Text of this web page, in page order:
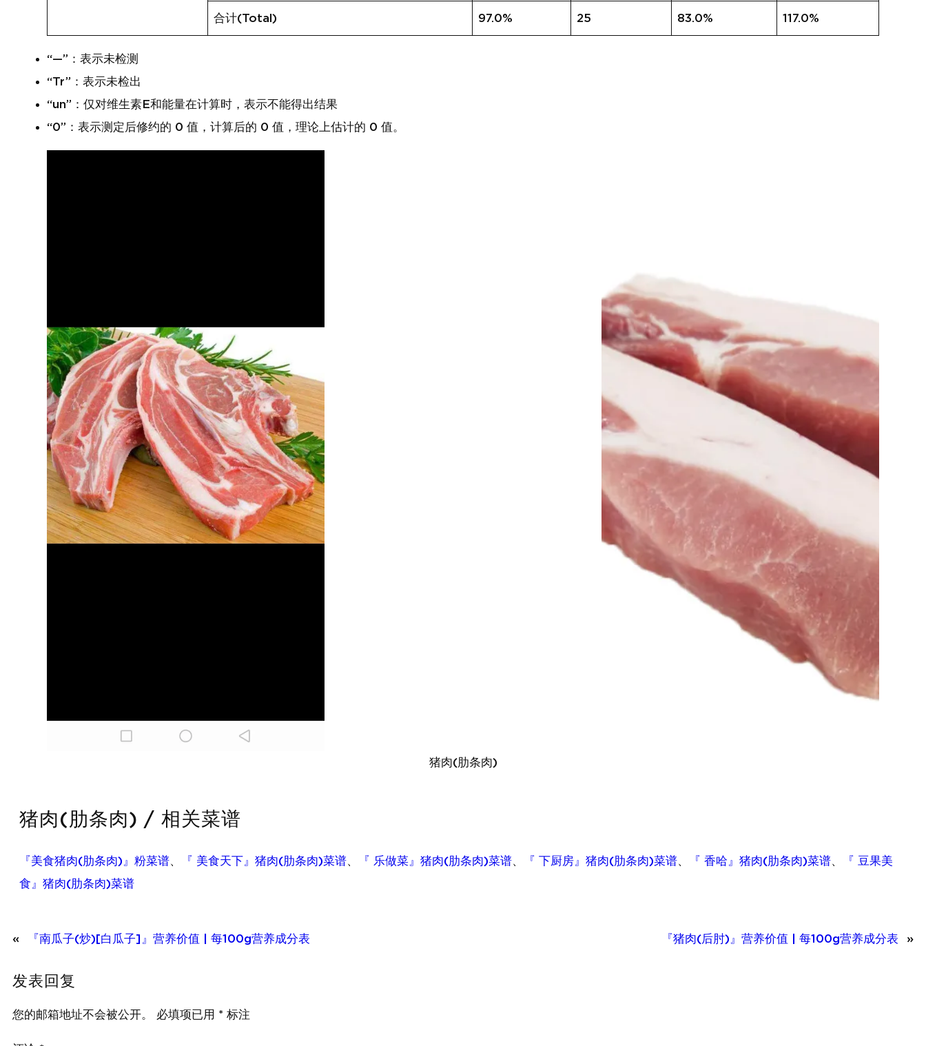
合计(Total) 97.0% 25 83.0% 117.0%
“—”：表示未检测
“Tr”：表示未检出
“un”：仅对维生素E和能量在计算时，表示不能得出结果
“0”：表示测定后修约的 0 值，计算后的 0 值，理论上估计的 0 值。
猪肉(肋条肉)
猪肉(肋条肉) / 相关菜谱
『美食猪肉(肋条肉)』粉菜谱、 『 美食天下』猪肉(肋条肉)菜谱、 『 乐做菜』猪肉(肋条肉)菜谱、 『 下厨房』猪肉(肋条肉)菜谱、 『 香哈』猪肉(肋条肉)菜谱、
『 豆果美
食』猪肉(肋条肉)菜谱
« 『南瓜子(炒)[白瓜子]』营养价值 | 每100g营养成分表 『猪肉(后肘)』营养价值 | 每100g营养成分表 »
发表回复
您的邮箱地址不会被公开。 必填项已用 * 标注